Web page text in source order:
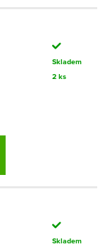
Skladem
2 ks
Skladem